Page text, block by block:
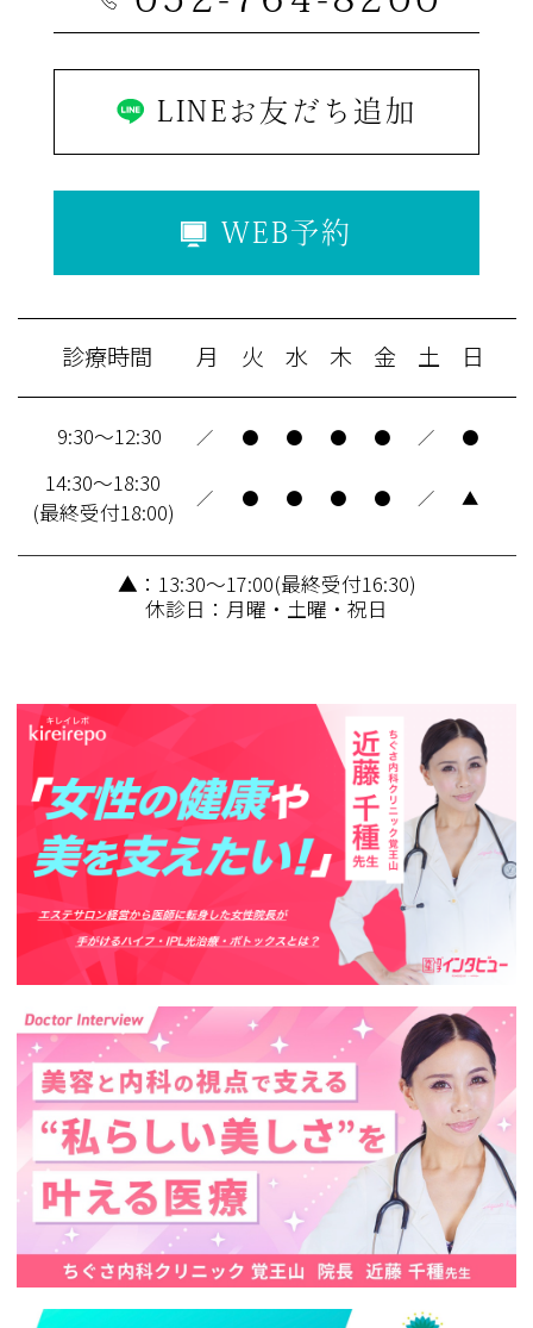
LINEお友だち追加
WEB予約
診療時間 月 火 水 木 金 土 日
9:30～12:30 ／ ● ● ● ● ／ ●
14:30～18:30
(最終受付18:00)
／ ● ● ● ● ／ ▲
▲：13:30～17:00(最終受付16:30)
休診日：月曜・土曜・祝日